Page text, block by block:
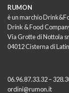
RUMON
è un marchio
Drink & Food
Via Grotte di Nottola
04012 Cisterna di
06.96.87.33.32 –
ordini@rumon.it